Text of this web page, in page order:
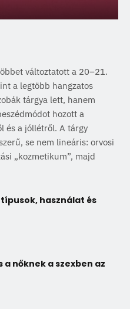
változtatott a 20–21.
a legtöbb hangzatos
tárgya lett, hanem
hozott a
és a jóllétről. A tárgy
se nem lineáris: orvosi
„kozmetikum”, majd
használat és
nőknek a szexben az